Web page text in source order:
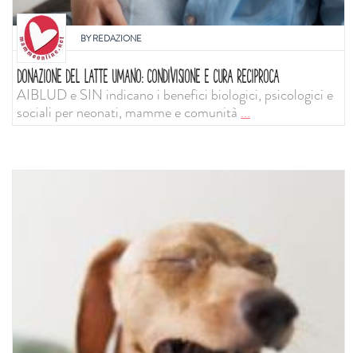
BYREDAZIONE
DONAZIONE DEL LATTE UMANO: CONDIVISIONE E CURA RECIPROCA
AIBLUD e SIN indicano i benefici biologici, psicologici e
sociali per neonati, mamme e comunità...